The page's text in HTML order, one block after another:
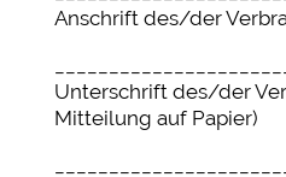
Anschrift des/der
Unterschrift des/der
Mitteilung auf Papier)